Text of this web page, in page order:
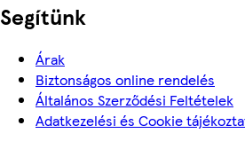
Segítünk
Árak
Biztonságos online rendelés
Általános Szerződési Feltételek
Adatkezelési és Cookie